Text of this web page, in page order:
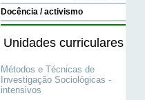
Docência / activismo
Unidades curriculares
Métodos e Técnicas de
Investigação Sociológicas -
intensivos